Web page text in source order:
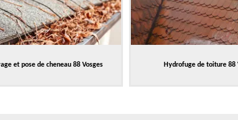
et pose de cheneau 88 Vosges Hydrofuge de toiture 88